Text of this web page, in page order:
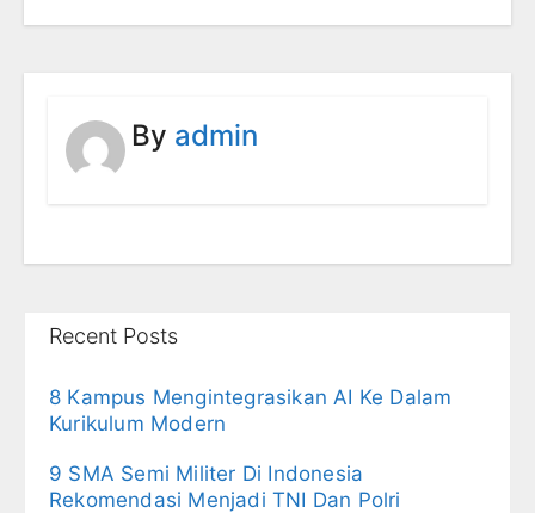
By admin
Recent Posts
8 Kampus Mengintegrasikan AI Ke Dalam
Kurikulum Modern
9 SMA Semi Militer Di Indonesia
Rekomendasi Menjadi TNI Dan Polri